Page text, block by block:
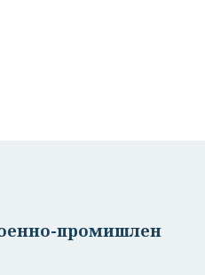
промишлен